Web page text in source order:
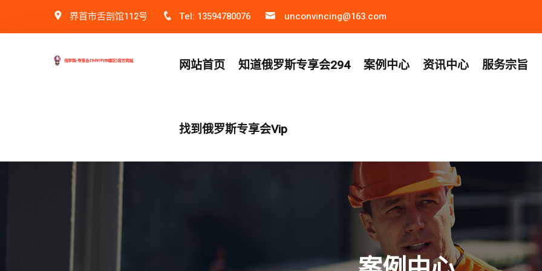
界首市舌剖馆112号 Tel: 13594780076 unconvincing@163.com
网站首页 知道俄罗斯专享会294 案例中心 资讯中心 服务宗旨
找到俄罗斯专享会vip